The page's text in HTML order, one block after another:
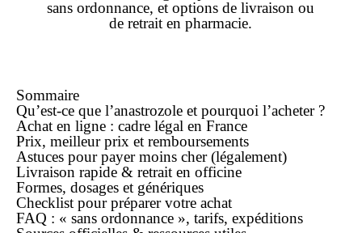
sans ordonnance, et options delivraison ou
de retrait en pharmacie.
Sommaire
Qu’est-ce que l’anastrozole et pourquoi l’acheter ?
Achat en ligne : cadre légal en France
Prix, meilleur prix et remboursements
Astuces pour payer moins cher (légalement)
Livraison rapide & retrait en officine
Formes, dosages et génériques
Checklist pour préparer votre achat
FAQ : « sans ordonnance », tarifs, expéditions